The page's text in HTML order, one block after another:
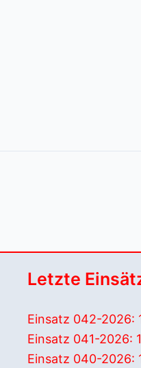
Letzte
Einsatz 042-2026:
Einsatz 041-2026:
Einsatz 040-2026: